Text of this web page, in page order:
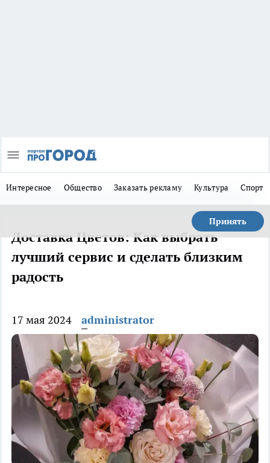
Интересное Общество Заказать рекламу Культура Спорт
Принять
Доставка Цветов: Как выбрать
лучший сервис и сделать близким
радость
17 мая 2024 administrator